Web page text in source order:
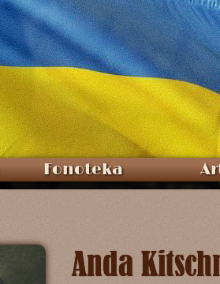
Fonoteka
Anda